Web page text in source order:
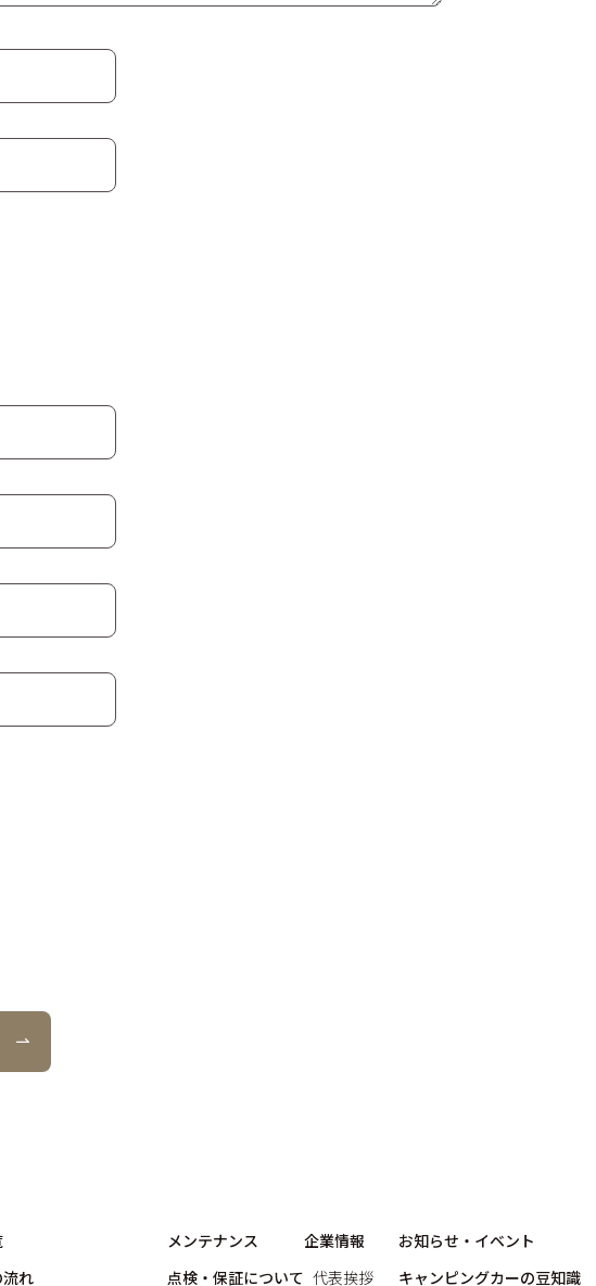
れ
メンテナンス
点検・保証について
企業情報
代表挨拶
お知らせ・イベント
キャンピングカーの豆知識